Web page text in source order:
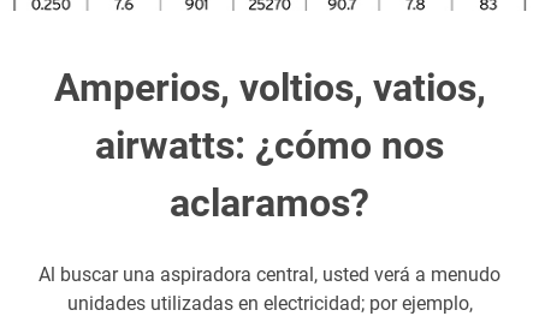
Amperios, voltios, vatios,
airwatts: ¿cómo nos
aclaramos?
Al buscar una aspiradora central, usted verá a menudo
unidades utilizadas en electricidad; por ejemplo,